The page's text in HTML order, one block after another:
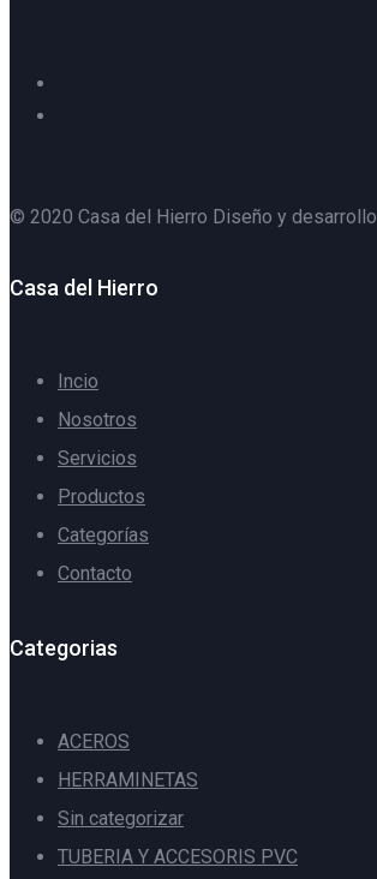
© 2020 Casa del Hierro Diseño y desarrollo
Casa del Hierro
Incio
Nosotros
Servicios
Productos
Categorías
Contacto
Categorias
ACEROS
HERRAMINETAS
Sin categorizar
TUBERIA Y ACCESORIS PVC